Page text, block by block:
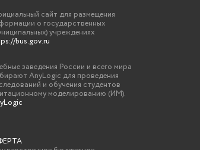
сайт для размещения
о государственных
учреждениях
bus.gov.ru
заведения России и всего мира
AnyLogic для проведения
и обучения студентов
моделированию (ИМ).